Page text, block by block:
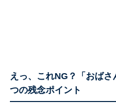
えっ、これNG？「おば
つの残念ポイント